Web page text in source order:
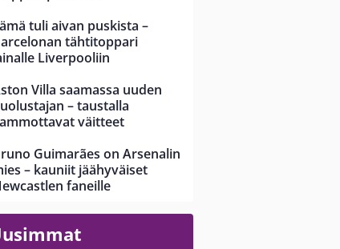
tuli aivan puskista –
tähtitoppari
Liverpooliin
Villa saamassa uuden
– taustalla
väitteet
Guimarães on Arsenalin
– kauniit jäähyväiset
faneille